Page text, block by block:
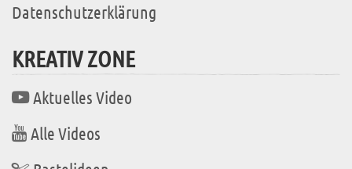
Datenschutzerklärung
KREATIV ZONE
Aktuelles Video
Alle Videos